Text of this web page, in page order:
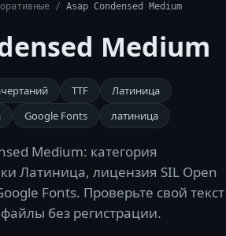
/ Asap Condensed Medium
Medium
TTF
Латиница
Google Fonts латиница
Medium: категория
Латиница, лицензия SIL Open
Fonts. Проверьте свой текст
без регистрации.